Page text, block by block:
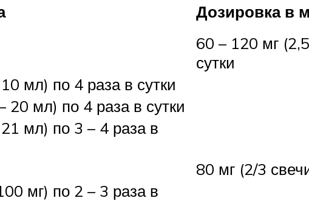
Дозировка в
60 – 120 мг
сутки
мл) по 4 раза в сутки
20 мл) по 4 раза в сутки
мл) по 3 – 4 раза в
80 мг (2/3
мг) по 2 – 3 раза в